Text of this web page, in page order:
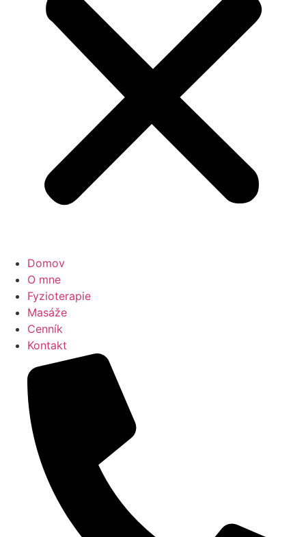
Domov
O mne
Fyzioterapie
Masáže
Cenník
Kontakt